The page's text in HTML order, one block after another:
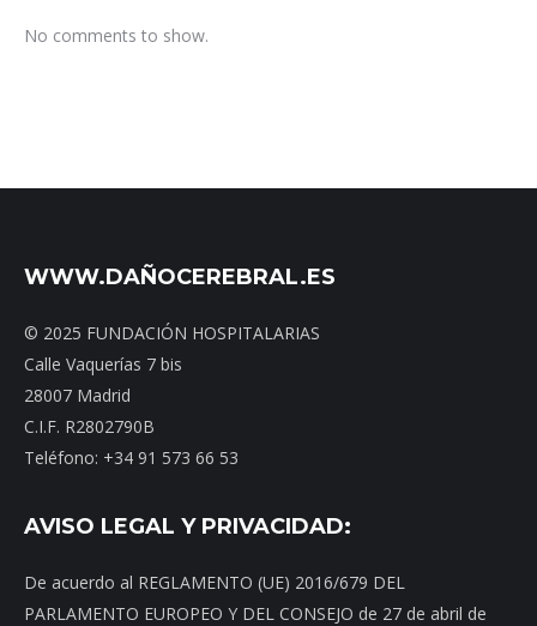
No comments to show.
WWW.DAÑOCEREBRAL.ES
© 2025 FUNDACIÓN HOSPITALARIAS
Calle Vaquerías 7 bis
28007 Madrid
C.I.F. R2802790B
Teléfono: +34 91 573 66 53
AVISO LEGAL Y PRIVACIDAD:
De acuerdo al REGLAMENTO (UE) 2016/679 DEL
PARLAMENTO EUROPEO Y DEL CONSEJO de 27 de abril de